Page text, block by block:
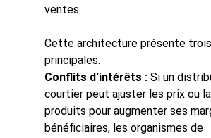
ventes.
Cette architecture présente
principales.
Conflits d'intérêts : Si un
courtier peut ajuster les prix ou
produits pour augmenter ses
bénéficiaires, les organismes de